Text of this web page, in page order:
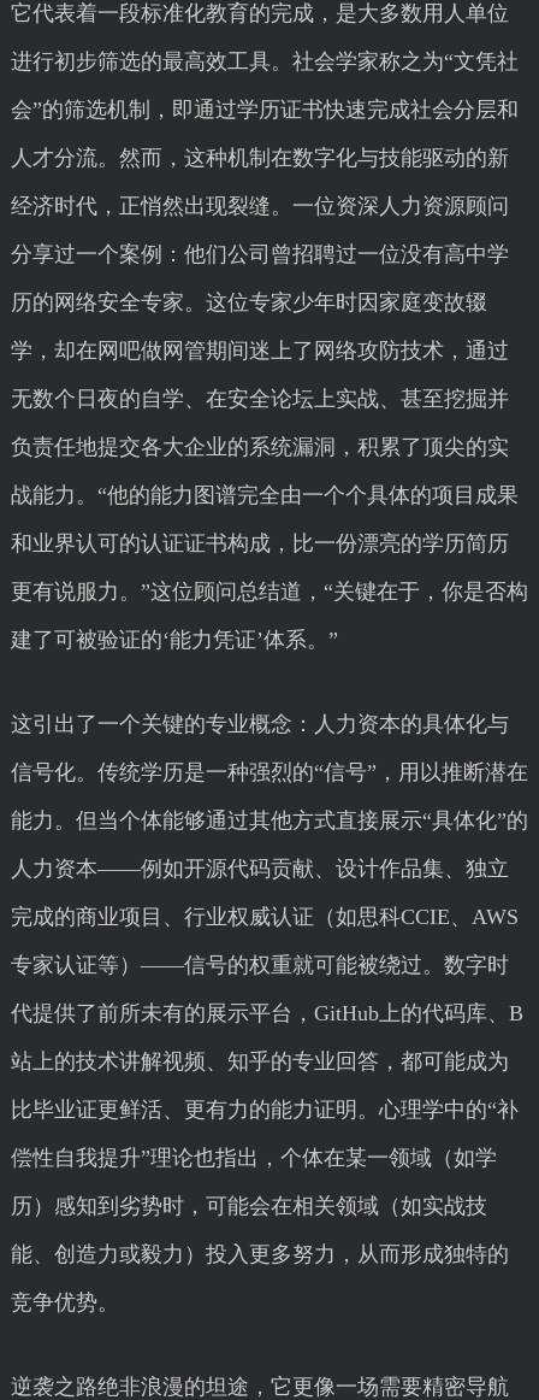
它代表着一段标准化教育的完成，是大多数用人单位
进行初步筛选的最高效工具。社会学家称之为“文凭社
会”的筛选机制，即通过学历证书快速完成社会分层和
人才分流。然而，这种机制在数字化与技能驱动的新
经济时代，正悄然出现裂缝。一位资深人力资源顾问
分享过一个案例：他们公司曾招聘过一位没有高中学
历的网络安全专家。这位专家少年时因家庭变故辍
学，却在网吧做网管期间迷上了网络攻防技术，通过
无数个日夜的自学、在安全论坛上实战、甚至挖掘并
负责任地提交各大企业的系统漏洞，积累了顶尖的实
战能力。“他的能力图谱完全由一个个具体的项目成果
和业界认可的认证证书构成，比一份漂亮的学历简历
更有说服力。”这位顾问总结道，“关键在于，你是否构
建了可被验证的‘能力凭证’体系。”
这引出了一个关键的专业概念：人力资本的具体化与
信号化。传统学历是一种强烈的“信号”，用以推断潜在
能力。但当个体能够通过其他方式直接展示“具体化”的
人力资本——例如开源代码贡献、设计作品集、独立
完成的商业项目、行业权威认证（如思科CCIE、AWS
专家认证等）——信号的权重就可能被绕过。数字时
代提供了前所未有的展示平台，GitHub上的代码库、B
站上的技术讲解视频、知乎的专业回答，都可能成为
比毕业证更鲜活、更有力的能力证明。心理学中的“补
偿性自我提升”理论也指出，个体在某一领域（如学
历）感知到劣势时，可能会在相关领域（如实战技
能、创造力或毅力）投入更多努力，从而形成独特的
竞争优势。
逆袭之路绝非浪漫的坦途，它更像一场需要精密导航